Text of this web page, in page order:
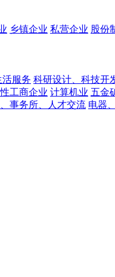
乡镇企业 私营企业 股份
活服务 科研设计、科技开
工商企业 计算机业 五金
事务所、人才交流 电器